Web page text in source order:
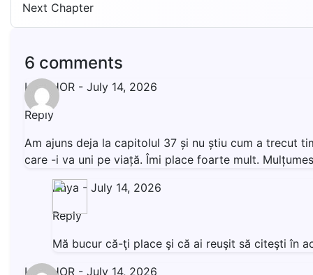
Next Chapter
6 comments
LIVISHOR - July 14, 2026
Reply
Am ajuns deja la capitolul 37 și nu știu cum a trecut
care -i va uni pe viață. Îmi place foarte mult.
Anya - July 14, 2026
Reply
Mă bucur că-ţi place şi că ai reuşit să citeşti în
LIVISHOR - July 14, 2026